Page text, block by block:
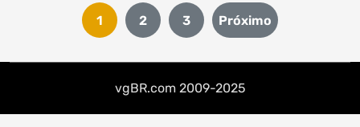
Paginação
de
posts
1 2 3 Próximo
vgBR.com 2009-2025